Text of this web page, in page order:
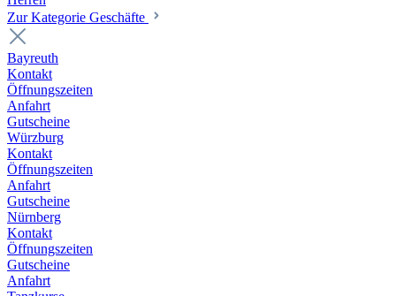
Zur Kategorie Geschäfte
Bayreuth
Kontakt
Öffnungszeiten
Anfahrt
Gutscheine
Würzburg
Kontakt
Öffnungszeiten
Anfahrt
Gutscheine
Nürnberg
Kontakt
Öffnungszeiten
Gutscheine
Anfahrt